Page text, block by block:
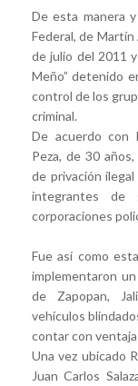
De esta manera
Federal, de Martín
de julio del 2011
Meño” detenido
control de los
criminal.
De acuerdo con
Peza, de 30
de privación
integrantes de
corporaciones
Fue así como
implementaron
de Zapopan,
vehículos
contar con
Una vez ubicado
Juan Carlos